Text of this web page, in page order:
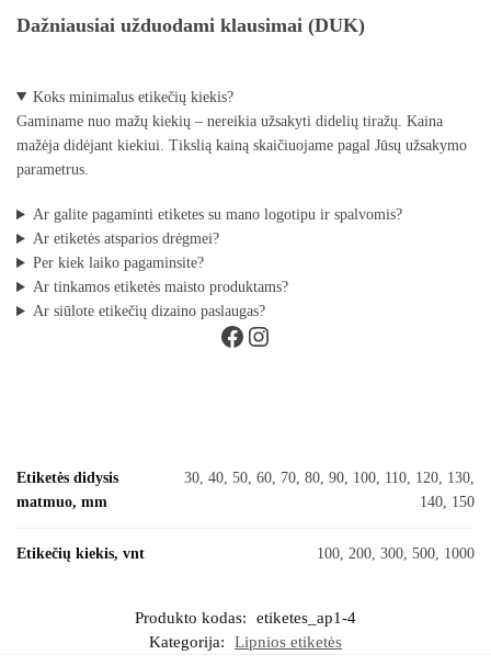
Dažniausiai užduodami klausimai (DUK)
Koks minimalus etikečių kiekis?
Gaminame nuo mažų kiekių – nereikia užsakyti didelių tiražų. Kaina
mažėja didėjant kiekiui. Tikslią kainą skaičiuojame pagal Jūsų užsakymo
parametrus.
Ar galite pagaminti etiketes su mano logotipu ir spalvomis?
Ar etiketės atsparios drėgmei?
Per kiek laiko pagaminsite?
Ar tinkamos etiketės maisto produktams?
Ar siūlote etikečių dizaino paslaugas?
Etiketės didysis
matmuo, mm
30, 40, 50, 60, 70, 80, 90, 100, 110, 120, 130,
140, 150
Etikečių kiekis, vnt 100, 200, 300, 500, 1000
Produkto kodas:
etiketes_ap1-4
Kategorija:
Lipnios etiketės